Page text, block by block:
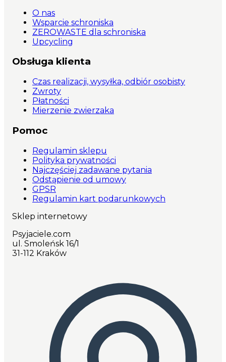
O nas
Wsparcie schroniska
ZEROWASTE dla schroniska
Upcycling
Obsługa klienta
Czas realizacji, wysyłka, odbiór osobisty
Zwroty
Płatności
Mierzenie zwierzaka
Pomoc
Regulamin sklepu
Polityka prywatności
Najczęściej zadawane pytania
Odstąpienie od umowy
GPSR
Regulamin kart podarunkowych
Sklep internetowy
Psyjaciele.com
ul. Smoleńsk 16/1
31-112 Kraków